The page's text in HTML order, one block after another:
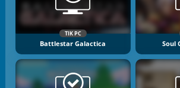
TIK PC
Battlestar Galactica Soul